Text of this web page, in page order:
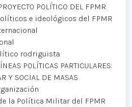
POLÍTICO DEL FPMR
e ideológicos del FPMR
rodriguista
POLÍTICAS PARTICULARES:
Y SOCIAL DE MASAS
la Política Militar del FPMR